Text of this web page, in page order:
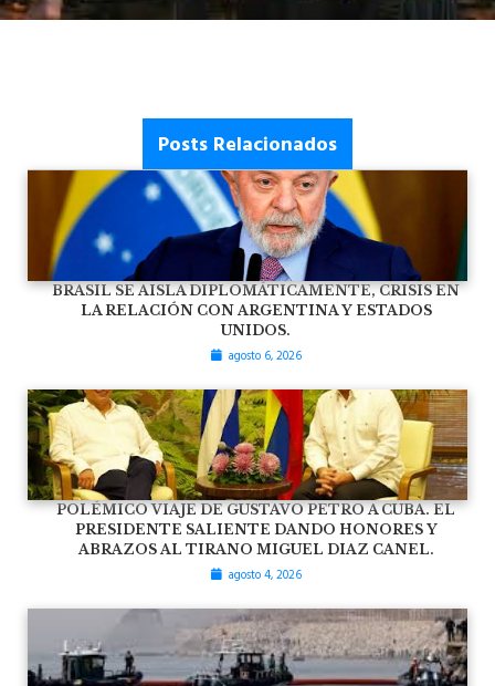
Posts Relacionados
BRASIL SE AISLA DIPLOMÁTICAMENTE, CRISIS EN
LA RELACIÓN CON ARGENTINA Y ESTADOS
UNIDOS.
agosto 6, 2026
POLÉMICO VIAJE DE GUSTAVO PETRO A CUBA. EL
PRESIDENTE SALIENTE DANDO HONORES Y
ABRAZOS AL TIRANO MIGUEL DIAZ CANEL.
agosto 4, 2026